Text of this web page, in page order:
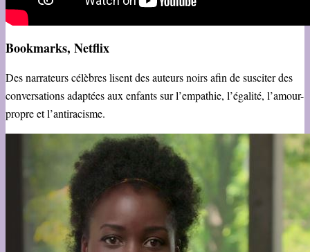
Bookmarks, Netflix
Des narrateurs célèbres lisent des auteurs noirs afin de susciter des
conversations adaptées aux enfants sur l’empathie, l’égalité, l’amour-
propre et l’antiracisme.